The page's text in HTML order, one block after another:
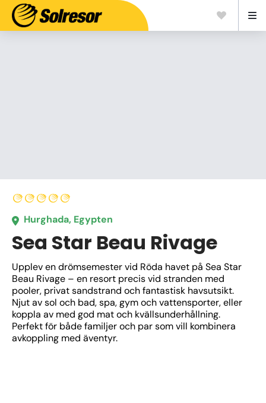
Hurghada, Egypten
Sea Star Beau Rivage
Upplev en drömsemester vid Röda havet på Sea Star
Beau Rivage – en resort precis vid stranden med
pooler, privat sandstrand och fantastisk havsutsikt.
Njut av sol och bad, spa, gym och vattensporter, eller
koppla av med god mat och kvällsunderhållning.
Perfekt för både familjer och par som vill kombinera
avkoppling med äventyr.